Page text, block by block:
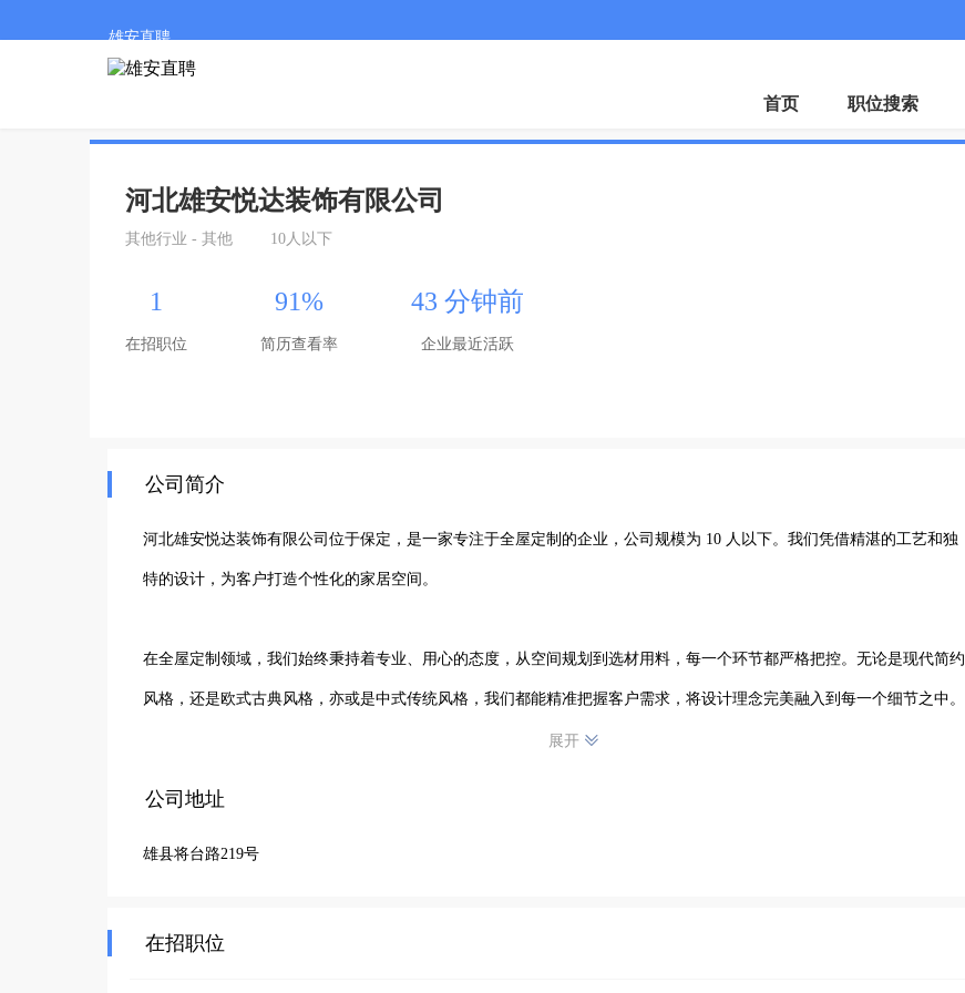
雄安直聘
首页 职位搜索
河北雄安悦达装饰有限公司
其他行业 - 其他 10人以下
1
在招职位
91%
简历查看率
43 分钟前
企业最近活跃
公司简介
河北雄安悦达装饰有限公司位于保定，是一家专注于全屋定制的企业，公司规模为 10 人以下。我们凭借精湛的工艺和独
特的设计，为客户打造个性化的家居空间。
在全屋定制领域，我们始终秉持着专业、用心的态度，从空间规划到选材用料，每一个环节都严格把控。无论是现代简约
风格，还是欧式古典风格，亦或是中式传统风格，我们都能精准把握客户需求，将设计理念完美融入到每一个细节之中。
的家园，让您的家焕然一新，充满温馨与舒适。
展开
公司地址
雄县将台路219号
在招职位